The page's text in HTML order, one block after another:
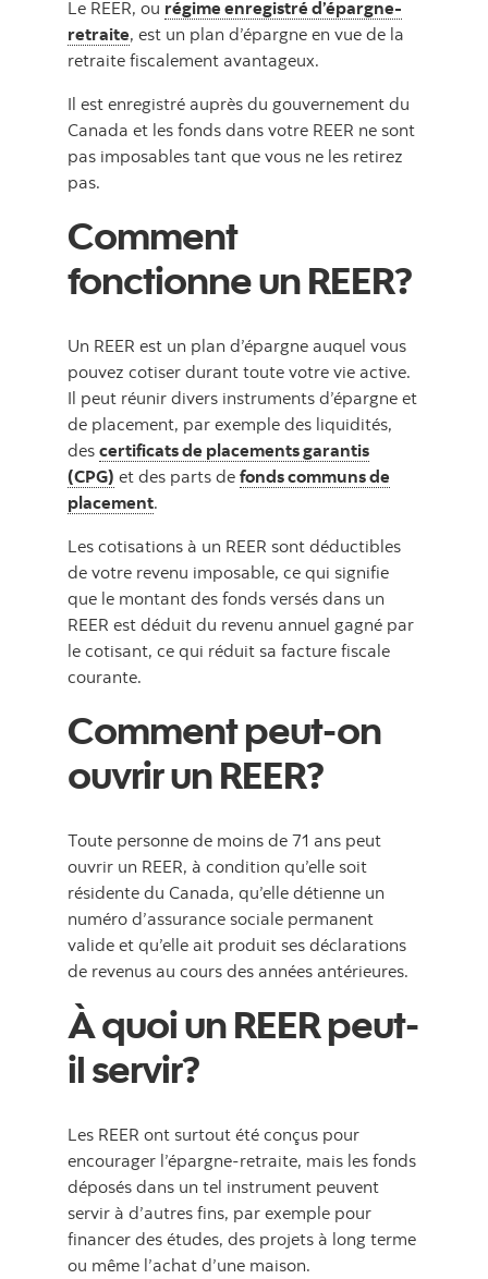
Le REER, ou régime enregistré d’épargne-
retraite, est un plan d’épargne en vue de la
retraite fiscalement avantageux.
Il est enregistré auprès du gouvernement du
Canada et les fonds dans votre REER ne sont
pas imposables tant que vous ne les retirez
pas.
Comment
fonctionne un REER?
Un REER est un plan d’épargne auquel vous
pouvez cotiser durant toute votre vie active.
Il peut réunir divers instruments d’épargne et
de placement, par exemple des liquidités,
des certificats de placements garantis
(CPG) et des parts de fonds communs de
placement.
Les cotisations à un REER sont déductibles
de votre revenu imposable, ce qui signifie
que le montant des fonds versés dans un
REER est déduit du revenu annuel gagné par
le cotisant, ce qui réduit sa facture fiscale
courante.
Comment peut-on
ouvrir un REER?
Toute personne de moins de 71 ans peut
ouvrir un REER, à condition qu’elle soit
résidente du Canada, qu’elle détienne un
numéro d’assurance sociale permanent
valide et qu’elle ait produit ses déclarations
de revenus au cours des années antérieures.
À quoi un REER peut-
il servir?
Les REER ont surtout été conçus pour
encourager l’épargne-retraite, mais les fonds
déposés dans un tel instrument peuvent
servir à d’autres fins, par exemple pour
financer des études, des projets à long terme
ou même l’achat d’une maison.